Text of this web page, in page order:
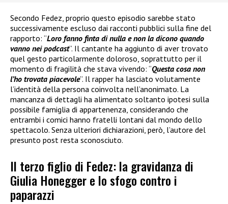
Secondo Fedez, proprio questo episodio sarebbe stato
successivamente escluso dai racconti pubblici sulla fine del
rapporto: “Loro fanno finta di nulla e non la dicono quando
vanno nei podcast”. Il cantante ha aggiunto di aver trovato
quel gesto particolarmente doloroso, soprattutto per il
momento di fragilità che stava vivendo: “Questa cosa non
l’ho trovata piacevole”. Il rapper ha lasciato volutamente
l’identità della persona coinvolta nell’anonimato. La
mancanza di dettagli ha alimentato soltanto ipotesi sulla
possibile famiglia di appartenenza, considerando che
entrambi i comici hanno fratelli lontani dal mondo dello
spettacolo. Senza ulteriori dichiarazioni, però, l’autore del
presunto post resta sconosciuto.
Il terzo figlio di Fedez: la gravidanza di
Giulia Honegger e lo sfogo contro i
paparazzi